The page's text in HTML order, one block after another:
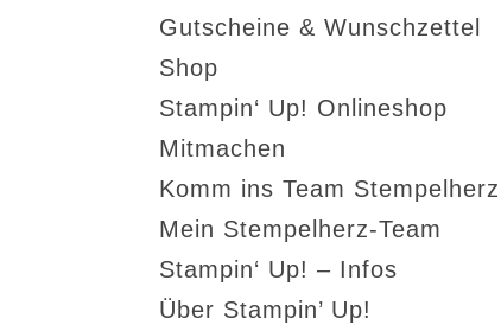
Gutscheine & Wunschzettel
Shop
Stampin‘ Up! Onlineshop
Mitmachen
Komm ins Team
Mein Stempelherz-Team
Stampin‘ Up! – Infos
Über Stampin’ Up!